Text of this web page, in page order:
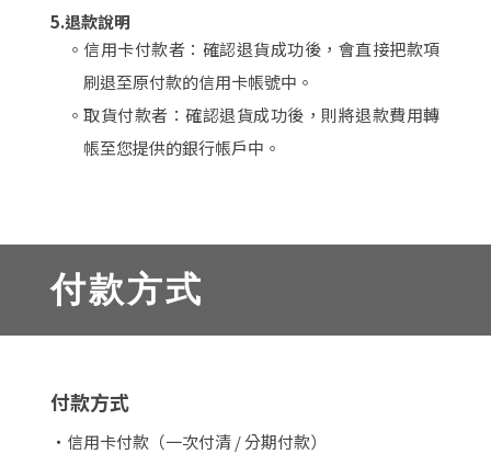
5.退款說明
。 信用卡付款者：確認退貨成功後，會直接把款項
刷退至原付款的信用卡帳號中。
。取貨付款者：確認退貨成功後，則將退款費用轉
帳至您提供的銀行帳戶中。
付款方式
付款方式
・信用卡付款（一次付清 / 分期付款）